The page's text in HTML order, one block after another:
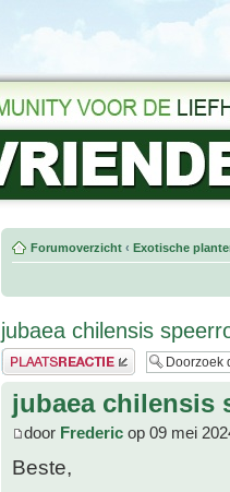
Forumoverzicht ‹ Exotische
jubaea chilensis
Plaats een reactie
jubaea chilensis
door Frederic op 09 mei
Beste,